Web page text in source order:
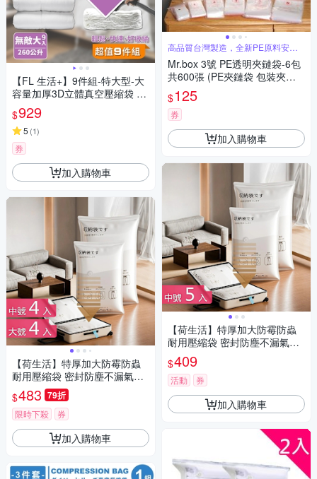
【FL 生活+】9件組-特大型-大
容量加厚3D立體真空壓縮袋 收
納袋(可重覆使用/真空收納/棉
被/衣物/FL_021*3)
$929
5 (1)
券
加入購物車
【荷生活】特厚加大防霉防蟲
耐用壓縮袋 密封防塵不漏氣真
空壓縮收納袋-中號+大號各4入
組
$483 79折
限時下殺 券
加入購物車
高品質台灣製造，全新PE原料安全
無異味
Mr.box 3號 PE透明夾鏈袋-6包
共600張 (PE夾鏈袋 包裝夾鏈
袋 食物夾鏈袋 分裝袋 密封袋
收納袋 飾品袋)
$125
券
加入購物車
【荷生活】特厚加大防霉防蟲
耐用壓縮袋 密封防塵不漏氣真
空壓縮收納袋-中號5入組
$409
活動 券
加入購物車